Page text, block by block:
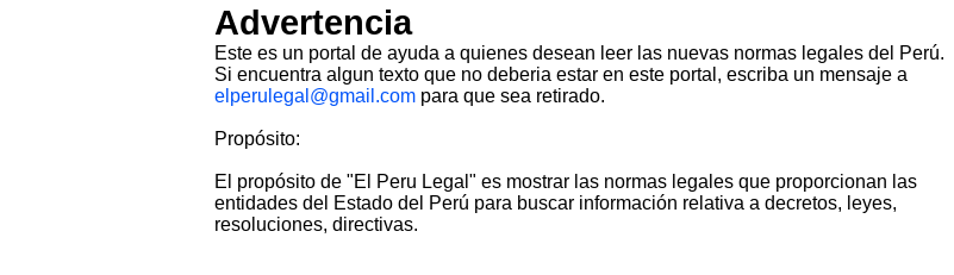
Advertencia
Este es un portal de ayuda a quienes desean leer las nuevas normas legales del Perú.
Si encuentra algun texto que no deberia estar en este portal, escriba un mensaje a
elperulegal@gmail.com para que sea retirado.
Propósito:
El propósito de "El Peru Legal" es mostrar las normas legales que proporcionan las
entidades del Estado del Perú para buscar información relativa a decretos, leyes,
resoluciones, directivas.